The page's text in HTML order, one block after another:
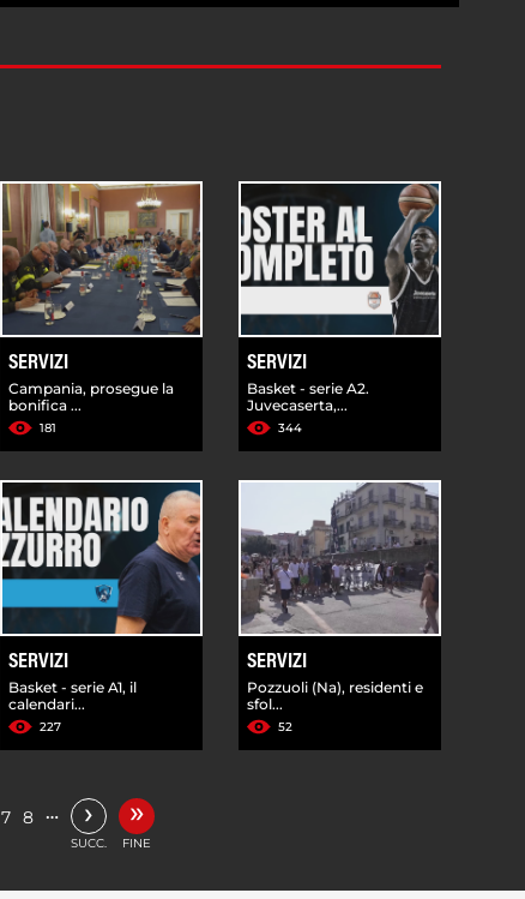
SERVIZI
Campania, prosegue la
bonifica ...
181
SERVIZI
Basket - serie A2.
Juvecaserta,...
344
SERVIZI
Basket - serie A1, il
calendari...
227
SERVIZI
Pozzuoli (Na), residenti e
sfol...
52
7 8 … ›
SUCC.
»
FINE